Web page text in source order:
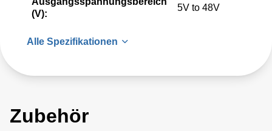
(V):
5V to 48V
Alle Spezifikationen
Zubehör